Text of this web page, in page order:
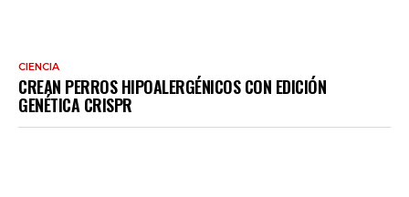
CIENCIA
CREAN PERROS HIPOALERGÉNICOS CON EDICIÓN
GENÉTICA CRISPR